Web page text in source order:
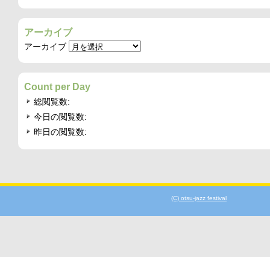
アーカイブ
アーカイブ
Count per Day
総閲覧数:
今日の閲覧数:
昨日の閲覧数:
(C) otsu-jazz festival